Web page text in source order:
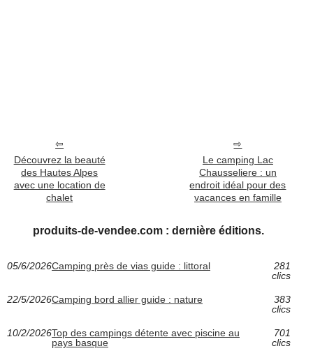
Découvrez la beauté
des Hautes Alpes
avec une location de
chalet
Le camping Lac
Chausseliere : un
endroit idéal pour des
vacances en famille
produits-de-vendee.com : dernière éditions.
05/6/2026Camping près de vias guide : littoral
281
clics
22/5/2026Camping bord allier guide : nature
383
clics
10/2/2026Top des campings détente avec piscine au
pays basque
701
clics